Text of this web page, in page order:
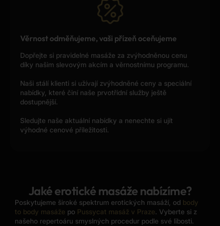
Věrnost odměňujeme, vaši přízeň oceňujeme
Dopřejte si pravidelné masáže za zvýhodněnou cenu
díky našim slevovým akcím a věrnostnímu programu.
Naši stálí klienti si užívají zvýhodněné ceny a speciální
nabídky, které činí naše prvotřídní služby ještě
dostupnější.
Sledujte naše aktuální nabídky a nenechte si ujít
výhodné cenové příležitosti.
Jaké erotické masáže nabízíme?
Poskytujeme široké spektrum erotických masáží, od body
to body masáže po Pussycat masáž v Praze. Vyberte si z
našeho repertoáru smyslných procedur podle své libosti.